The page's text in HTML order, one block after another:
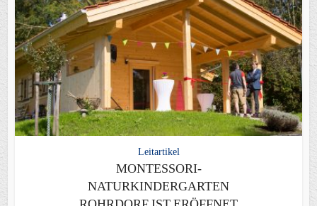
Leitartikel
MONTESSORI-
NATURKINDERGARTEN